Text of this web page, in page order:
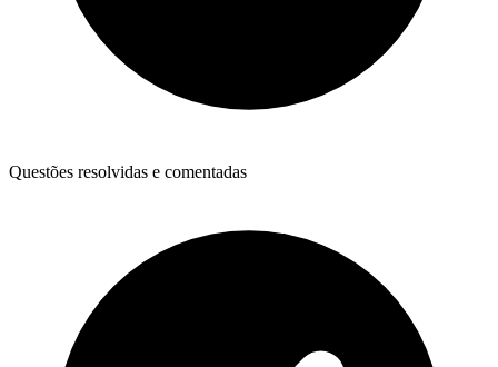
Questões resolvidas e comentadas